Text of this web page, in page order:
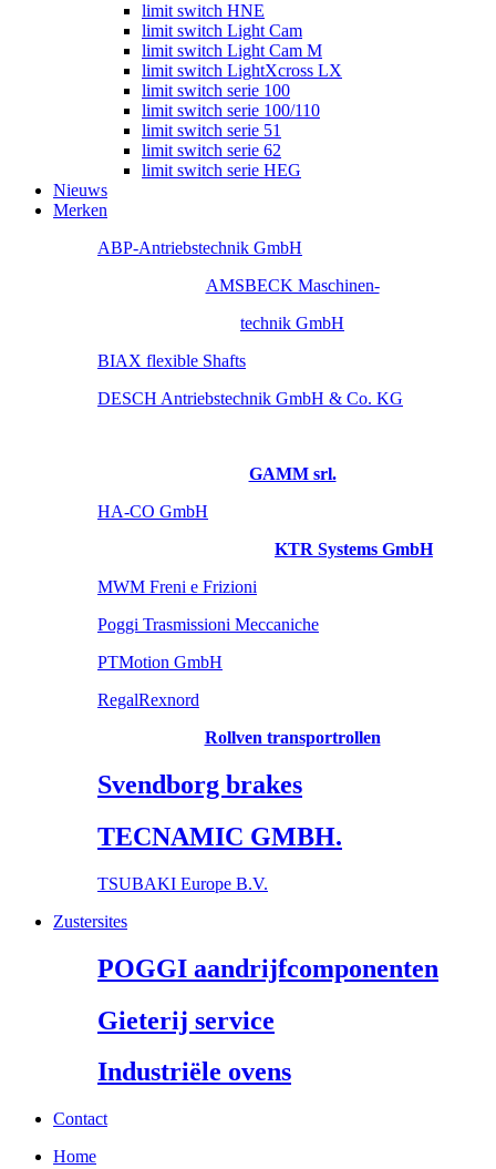
limit switch HNE
limit switch Light Cam
limit switch Light Cam M
limit switch LightXcross LX
limit switch serie 100
limit switch serie 100/110
limit switch serie 51
limit switch serie 62
limit switch serie HEG
Nieuws
Merken
ABP-Antriebstechnik GmbH
AMSBECK Maschinen-
technik GmbH
BIAX flexible Shafts
DESCH Antriebstechnik GmbH & Co. KG
GAMM srl.
HA-CO GmbH
KTR Systems GmbH
MWM Freni e Frizioni
Poggi Trasmissioni Meccaniche
PTMotion GmbH
RegalRexnord
Rollven transportrollen
Svendborg brakes
TECNAMIC GMBH.
TSUBAKI Europe B.V.
Zustersites
POGGI aandrijfcomponenten
Gieterij service
Industriële ovens
Contact
Home